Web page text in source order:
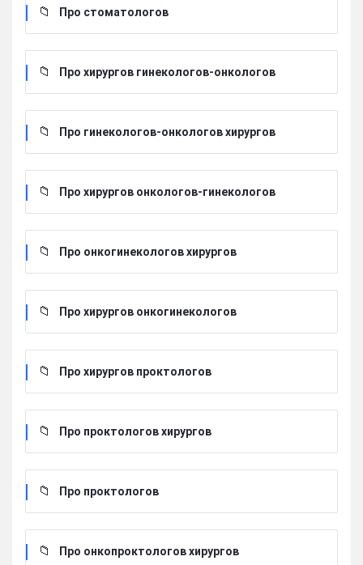
Про стоматологов
Про хирургов гинекологов-онкологов
Про гинекологов-онкологов хирургов
Про хирургов онкологов-гинекологов
Про онкогинекологов хирургов
Про хирургов онкогинекологов
Про хирургов проктологов
Про проктологов хирургов
Про проктологов
Про онкопроктологов хирургов